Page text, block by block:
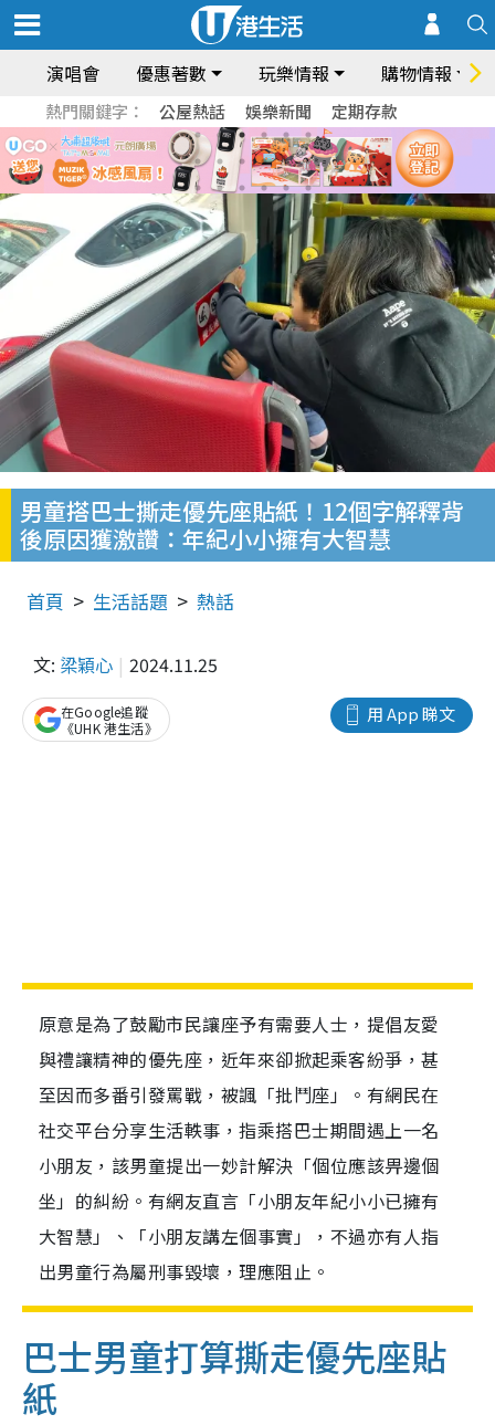
演唱會 優惠著數 玩樂情報 購物情報
熱門關鍵字： 公屋熱話 娛樂新聞 定期存款
男童搭巴士撕走優先座貼紙！12個字解釋背
後原因獲激讚：年紀小小擁有大智慧
首頁 生活話題 熱話
文: 梁穎心 2024.11.25
用 App 睇文
在Google追蹤
《UHK 港生活》
原意是為了鼓勵市民讓座予有需要人士，提倡友愛
與禮讓精神的優先座，近年來卻掀起乘客紛爭，甚
至因而多番引發罵戰，被諷「批鬥座」。有網民在
社交平台分享生活軼事，指乘搭巴士期間遇上一名
小朋友，該男童提出一妙計解決「個位應該畀邊個
坐」的糾紛。有網友直言「小朋友年紀小小已擁有
大智慧」、「小朋友講左個事實」，不過亦有人指
出男童行為屬刑事毀壞，理應阻止。
巴士男童打算撕走優先座貼
紙